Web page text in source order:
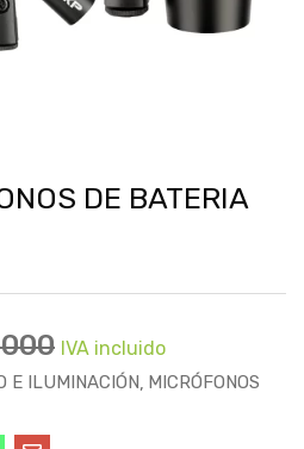
DE BATERIA
IVA incluido
E ILUMINACIÓN MICRÓFONOS